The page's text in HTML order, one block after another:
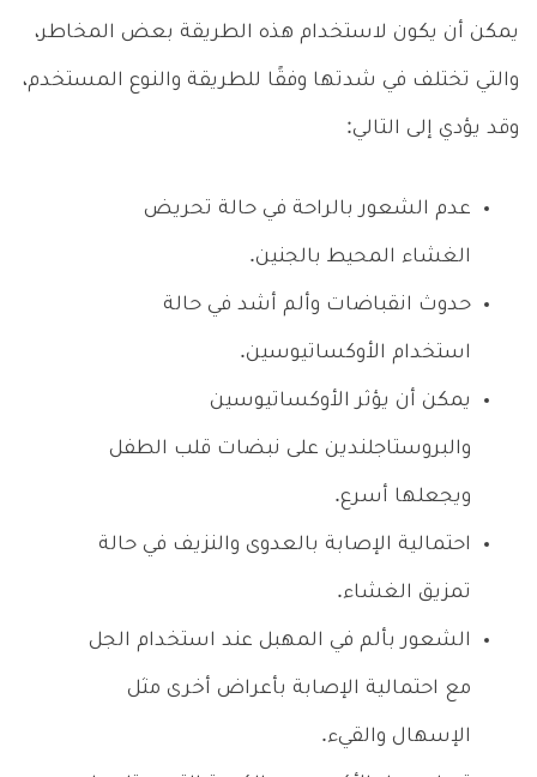
يمكن أن يكون لاستخدام هذه الطريقة بعض المخاطر،
والتي تختلف في شدتها وفقًا للطريقة والنوع المستخدم،
وقد يؤدي إلى التالي:
عدم الشعور بالراحة في حالة تحريض
الغشاء المحيط بالجنين.
حدوث انقباضات وألم أشد في حالة
استخدام الأوكساتيوسين.
يمكن أن يؤثر الأوكساتيوسين
والبروستاجلندين على نبضات قلب الطفل
ويجعلها أسرع.
احتمالية الإصابة بالعدوى والنزيف في حالة
تمزيق الغشاء.
الشعور بألم في المهبل عند استخدام الجل
مع احتمالية الإصابة بأعراض أخرى مثل
الإسهال والقيء.